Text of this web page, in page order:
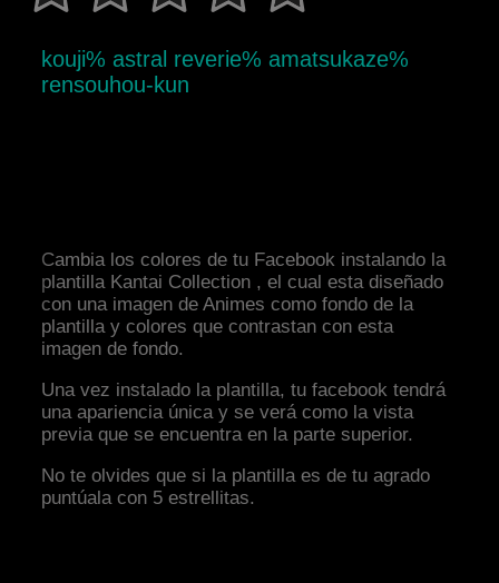
kouji% astral reverie% amatsukaze%
rensouhou-kun
Cambia los colores de tu Facebook instalando la
plantilla Kantai Collection , el cual esta diseñado
con una imagen de Animes como fondo de la
plantilla y colores que contrastan con esta
imagen de fondo.
Una vez instalado la plantilla, tu facebook tendrá
una apariencia única y se verá como la vista
previa que se encuentra en la parte superior.
No te olvides que si la plantilla es de tu agrado
puntúala con 5 estrellitas.